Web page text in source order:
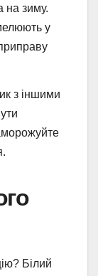
на зиму.
у
з іншими
Білий